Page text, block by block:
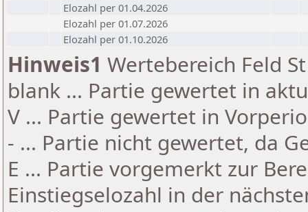
Elozahl per 01.04.2026
Elozahl per 01.07.2026
Elozahl per 01.10.2026
Hinweis1 Wertebereich Feld
blank ... Partie gewertet in
V ... Partie gewertet in
- ... Partie nicht gewertet, da
E ... Partie vorgemerkt zur
Einstiegselozahl in der